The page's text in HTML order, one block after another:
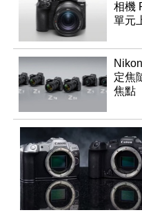
相機
單元
定焦
焦點